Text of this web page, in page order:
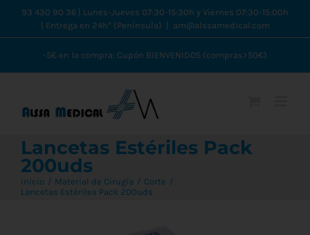
Saltar93 430 90 36 | Lunes-Jueves 07:30-15:30h y Viernes 07:30-15:00h
| Entrega en 24h* (Península)
am@alssamedical.com
-5€ en 1ª compra: Cupón BIENVENIDO5 (compras>50€)
Lancetas Estériles Pack
200uds
Inicio Material de Cirugía
Corte
Lancetas Estériles Pack 200uds